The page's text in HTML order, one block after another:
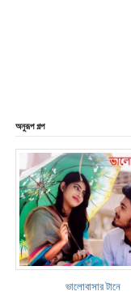
অনুরূপ গল্প
ভালোবাসার টানে